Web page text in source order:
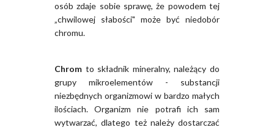
osób zdaje sobie sprawę, że powodem tej
„chwilowej słabości" może być niedobór
chromu.
Chrom to składnik mineralny, należący do
grupy mikroelementów - substancji
niezbędnych organizmowi w bardzo małych
ilościach. Organizm nie potrafi ich sam
wytwarzać, dlatego też należy dostarczać